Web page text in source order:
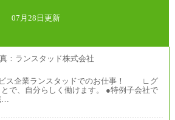
07月28日更新
ビス企業ランスタッドでのお仕事！ ∟グ
で、自分らしく働けます。 ●特例子会社で
…